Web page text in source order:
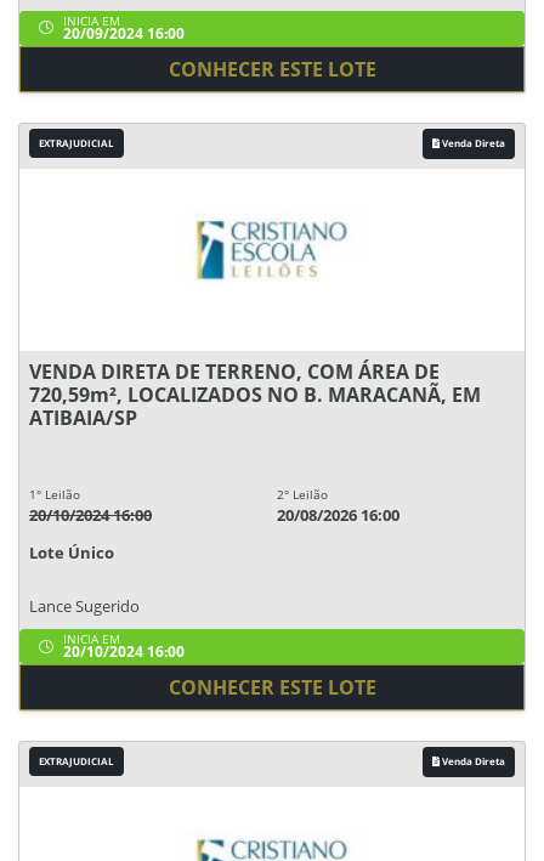
INICIA EM
20/09/2024 16:00
CONHECER ESTE LOTE
EXTRAJUDICIAL Venda Direta
VENDA DIRETA DE TERRENO, COM ÁREA DE
720,59m², LOCALIZADOS NO B. MARACANÃ, EM
ATIBAIA/SP
1° Leilão
20/10/2024 16:00
2° Leilão
20/08/2026 16:00
Lote Único
Lance Sugerido
INICIA EM
20/10/2024 16:00
CONHECER ESTE LOTE
EXTRAJUDICIAL Venda Direta